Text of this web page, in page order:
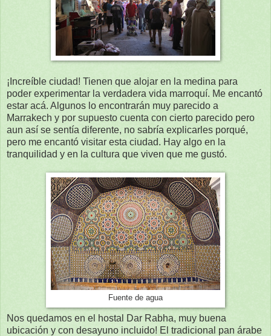
¡Increíble ciudad! Tienen que alojar en la medina para
poder experimentar la verdadera vida marroquí. Me encantó
estar acá. Algunos lo encontrarán muy parecido a
Marrakech y por supuesto cuenta con cierto parecido pero
aun así se sentía diferente, no sabría explicarles porqué,
pero me encantó visitar esta ciudad. Hay algo en la
tranquilidad y en la cultura que viven que me gustó.
Fuente de agua
Nos quedamos en el hostal Dar Rabha, muy buena
ubicación y con desayuno incluido! El tradicional pan árabe